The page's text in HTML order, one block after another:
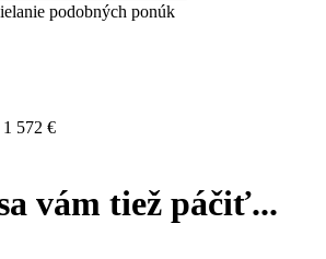
podobných ponúk
1 572 €
vám tiež páčiť...